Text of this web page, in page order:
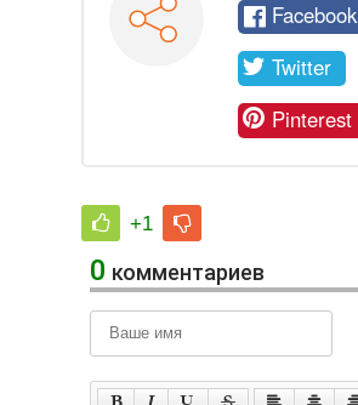
Facebook
Twitter
Pinterest
+1
0 комментариев